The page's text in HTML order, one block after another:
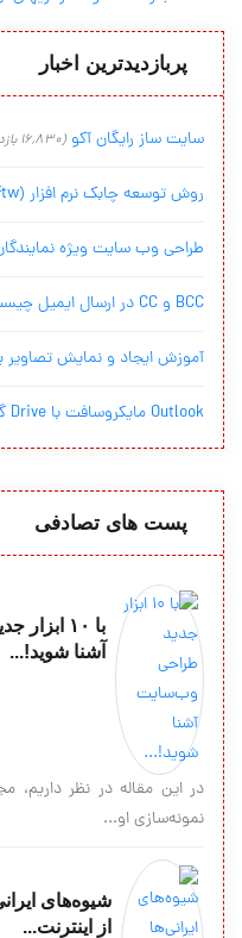
پربازدیدترین اخبار
سایت ساز رایگان آکو (16,830 بازدید)
روش توسعه چابک نرم افزار (Agile Softw...
طراحی وب سایت ویژه
BCC و CC در ارسال ایمیل چیست؟...
آموزش ایجاد و نمایش تصاویر
Outlook مایکروسافت با Drive گوگل سازگ...
پست های تصادفی
با ۱۰
آشنا شوید!...
در این مقاله در نظر داریم،
نمونه‌‌سازی او...
شیوه‌های
از اینترنت...